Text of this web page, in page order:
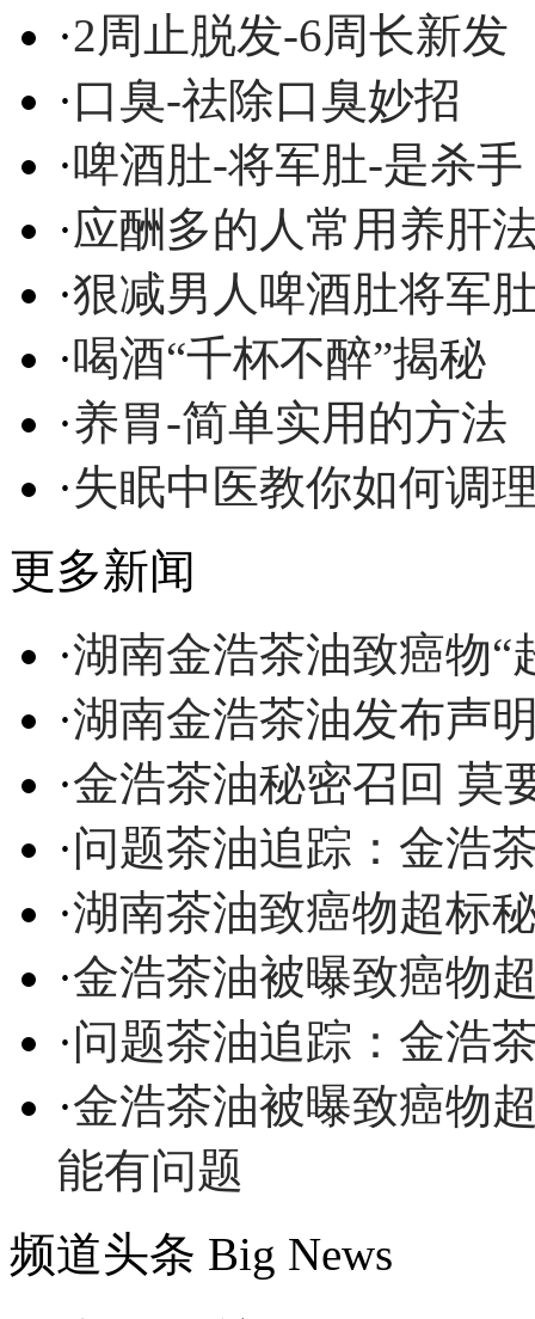
·2周止脱发-6周长新发
·口臭-祛除口臭妙招
·啤酒肚-将军肚-是杀手
·应酬多的人常用养肝
·狠减男人啤酒肚将军
·喝酒“千杯不醉”揭秘
·养胃-简单实用的方法
·失眠中医教你如何调
更多新闻
·湖南金浩茶油致癌物“
·湖南金浩茶油发布声
·金浩茶油秘密召回 莫
·问题茶油追踪：金浩
·湖南茶油致癌物超标
·金浩茶油被曝致癌物
·问题茶油追踪：金浩
·金浩茶油被曝致癌物
能有问题
频道头条 Big News